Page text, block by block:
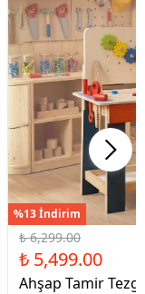
%13 İndirim
₺ 6,299.00
₺ 5,499.00
Ahşap Tamir